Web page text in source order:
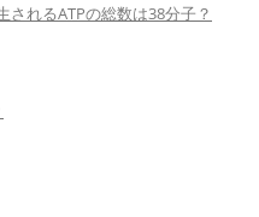
されるATPの総数は38分子？